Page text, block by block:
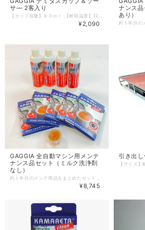
サ— 2客入り
¥2,090
ナンス
あり）
GAGGIA 全自動マシン用メンテ
ナンス品セット（ミルク洗浄剤
なし）
¥8,745
引き出